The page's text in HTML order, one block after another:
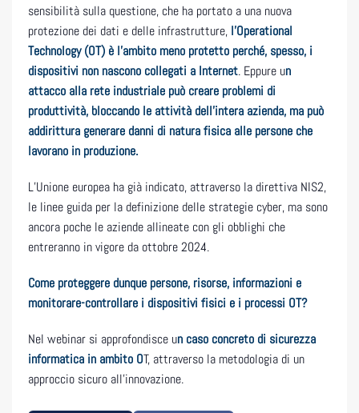
sensibilità sulla questione, che ha portato a una nuova
protezione dei dati e delle infrastrutture, l’Operational
Technology (OT) è l’ambito meno protetto perché, spesso, i
dispositivi non nascono collegati a Internet. Eppure un
attacco alla rete industriale può creare problemi di
produttività, bloccando le attività dell’intera azienda, ma può
addirittura generare danni di natura fisica alle persone che
lavorano in produzione.
L’Unione europea ha già indicato, attraverso la direttiva NIS2,
le linee guida per la definizione delle strategie cyber, ma sono
ancora poche le aziende allineate con gli obblighi che
entreranno in vigore da ottobre 2024.
Come proteggere dunque persone, risorse, informazioni e
monitorare-controllare i dispositivi fisici e i processi OT?
Nel webinar si approfondisce un caso concreto di sicurezza
informatica in ambito OT, attraverso la metodologia di un
approccio sicuro all’innovazione.